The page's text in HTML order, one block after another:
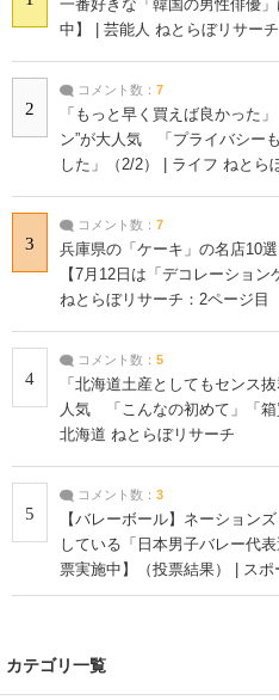
一番好きな「韓国の男性俳優
中】 | 芸能人 ねとらぼリサーチ
2
コメント数： 7
「もっと早く買えば良かった
ン”が大人気 「プライバシー
した」（2/2） | ライフ ねとら
3
コメント数： 7
兵庫県の「ケーキ」の名店10
【7月12日は「デコレーショ
ねとらぼリサーチ：2ページ目
4
コメント数： 5
「北海道土産としてもセンス
人気 「こんなの初めて」「箱
北海道 ねとらぼリサーチ
5
コメント数： 3
【バレーボール】ネーション
している「日本男子バレー代
票実施中】（投票結果） | ス
カテゴリ一覧